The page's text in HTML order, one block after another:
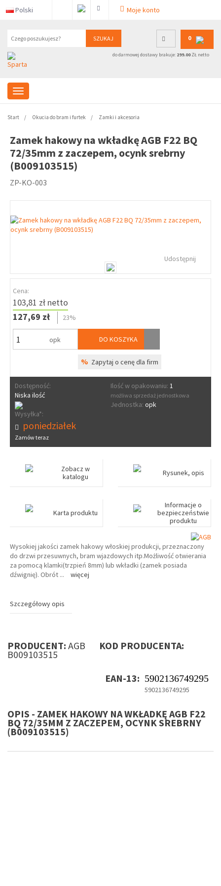
Polski Moje konto
SZUKAJ 0
do darmowej dostawy brakuje: 299.00ZŁ netto
Start Okucia do bram i furtek Zamki i akcesoria
Zamek hakowy na wkładkę AGB F22 BQ
72/35mm z zaczepem, ocynk srebrny
(B009103515)
ZP-KO-003
Udostępnij
Cena:
103,81 zł netto
127,69 zł
23%
opk DO KOSZYKA
% Zapytaj o cenę dla firm
Dostępność:
Niska ilość
Ilość w opakowaniu: 1
możliwa sprzedaż jednostkowa
Jednostka: opk
Wysyłka*:
poniedziałek
Zamów teraz
Zobacz w
katalogu
Rysunek, opis
Karta produktu
Informacje o
bezpieczeństwie
produktu
Wysokiej jakości zamek hakowy włoskiej produkcji, przeznaczony
do drzwi przesuwnych, bram wjazdowych itp.Możliwość otwierania
za pomocą klamki(trzpień 8mm) lub wkładki (zamek posiada
dźwignię). Obrót ... więcej
Szczegółowy opis
PRODUCENT: AGB KOD PRODUCENTA:
B009103515
EAN-13: 5902136749295
5902136749295
OPIS - ZAMEK HAKOWY NA WKŁADKĘ AGB F22
BQ 72/35MM Z ZACZEPEM, OCYNK SREBRNY
(B009103515)